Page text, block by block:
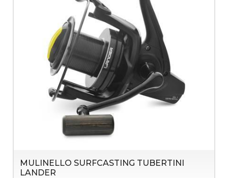
MULINELLO SURFCASTING TUBERTINI
LANDER